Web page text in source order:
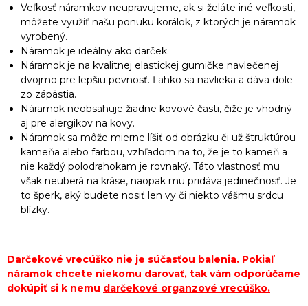
Veľkosť náramkov neupravujeme, ak si želáte iné veľkosti,
môžete využiť našu ponuku korálok, z ktorých je náramok
vyrobený.
Náramok je ideálny ako darček.
Náramok je na kvalitnej elastickej gumičke navlečenej
dvojmo pre lepšiu pevnosť. Ľahko sa navlieka a dáva dole
zo zápästia.
Náramok neobsahuje žiadne kovové časti, čiže je vhodný
aj pre alergikov na kovy.
Náramok sa môže mierne líšiť od obrázku či už štruktúrou
kameňa alebo farbou, vzhľadom na to, že je to kameň a
nie každý polodrahokam je rovnaký. Táto vlastnosť mu
však neuberá na kráse, naopak mu pridáva jedinečnosť. Je
to šperk, aký budete nosiť len vy či niekto vášmu srdcu
blízky.
Darčekové vrecúško nie je súčasťou balenia. Pokiaľ
náramok chcete niekomu darovať, tak vám odporúčame
dokúpiť si k nemu darčekové organzové vrecúško.